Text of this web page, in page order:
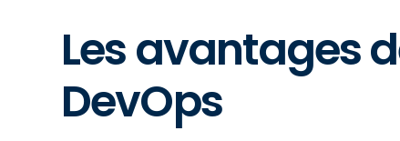
Les avantages
DevOps